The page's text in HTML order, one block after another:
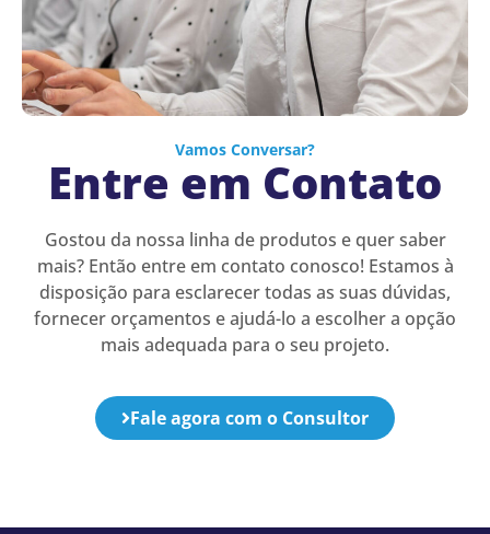
Vamos Conversar?
Entre em Contato
Gostou da nossa linha de produtos e quer saber
mais? Então entre em contato conosco! Estamos à
disposição para esclarecer todas as suas dúvidas,
fornecer orçamentos e ajudá-lo a escolher a opção
mais adequada para o seu projeto.
Fale agora com o Consultor